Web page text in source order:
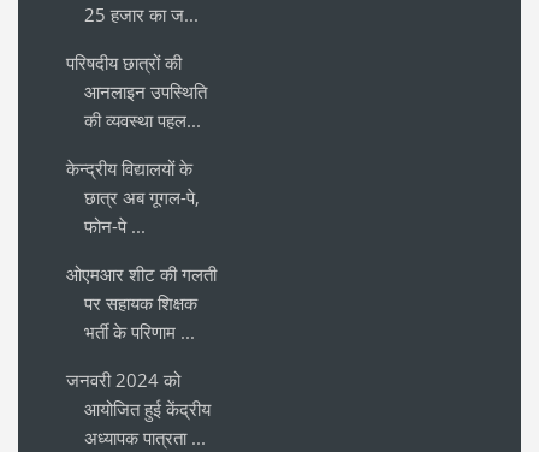
25 हजार का ज...
परिषदीय छात्रों की
आनलाइन उपस्थिति
की व्यवस्था पहल...
केन्द्रीय विद्यालयों के
छात्र अब गूगल-पे,
फोन-पे ...
ओएमआर शीट की गलती
पर सहायक शिक्षक
भर्ती के परिणाम ...
जनवरी 2024 को
आयोजित हुई केंद्रीय
अध्यापक पात्रता ...